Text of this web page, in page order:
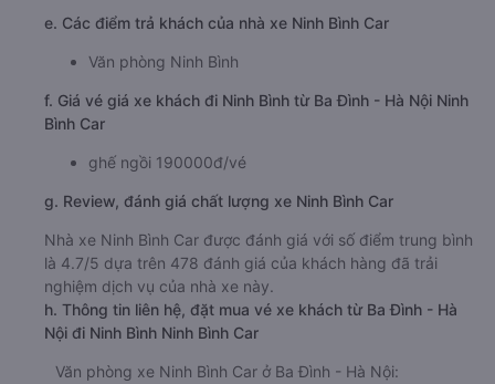
e. Các điểm trả khách của nhà xe Ninh Bình Car
Văn phòng Ninh Bình
f. Giá vé giá xe khách đi Ninh Bình từ Ba Đình - Hà Nội Ninh
Bình Car
ghế ngồi 190000đ/vé
g. Review, đánh giá chất lượng xe Ninh Bình Car
Nhà xe Ninh Bình Car được đánh giá với số điểm trung bình
là 4.7/5 dựa trên 478 đánh giá của khách hàng đã trải
nghiệm dịch vụ của nhà xe này.
h. Thông tin liên hệ, đặt mua vé xe khách từ Ba Đình - Hà
Nội đi Ninh Bình Ninh Bình Car
Văn phòng xe Ninh Bình Car ở Ba Đình - Hà Nội: